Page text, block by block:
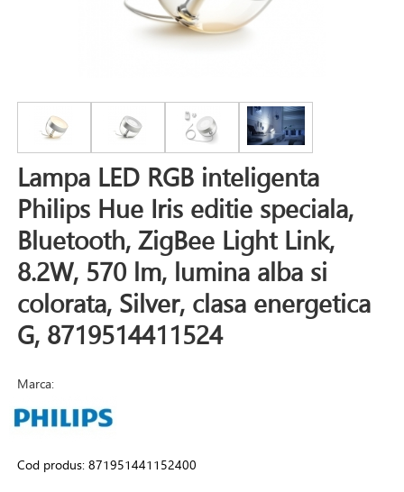
Lampa LED RGB inteligenta
Philips Hue Iris editie speciala,
Bluetooth, ZigBee Light Link,
8.2W, 570 lm, lumina alba si
colorata, Silver, clasa energetica
G, 8719514411524
Marca:
Cod produs:871951441152400